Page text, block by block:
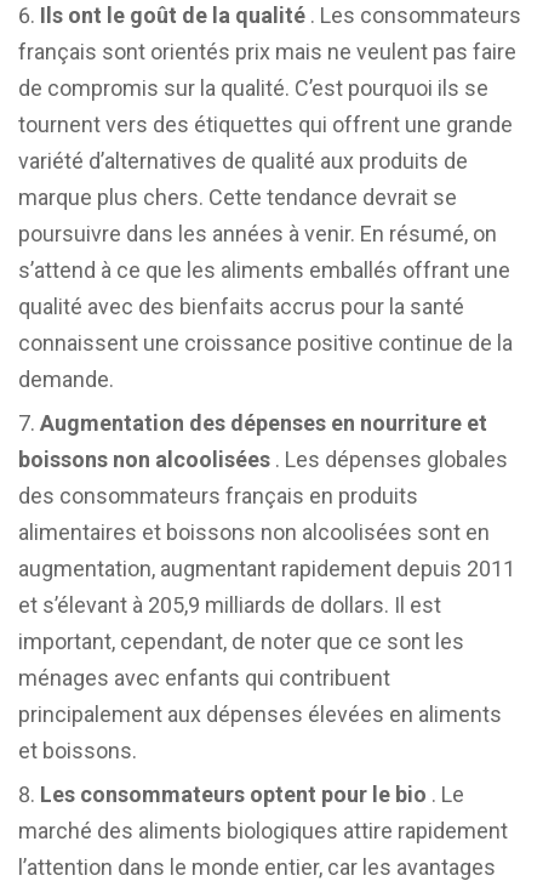
Ils ont le goût de la qualité . Les consommateurs
français sont orientés prix mais ne veulent pas faire
de compromis sur la qualité. C’est pourquoi ils se
tournent vers des étiquettes qui offrent une grande
variété d’alternatives de qualité aux produits de
marque plus chers. Cette tendance devrait se
poursuivre dans les années à venir. En résumé, on
s’attend à ce que les aliments emballés offrant une
qualité avec des bienfaits accrus pour la santé
connaissent une croissance positive continue de la
demande.
Augmentation des dépenses en nourriture et
boissons non alcoolisées . Les dépenses globales
des consommateurs français en produits
alimentaires et boissons non alcoolisées sont en
augmentation, augmentant rapidement depuis 2011
et s’élevant à 205,9 milliards de dollars. Il est
important, cependant, de noter que ce sont les
ménages avec enfants qui contribuent
principalement aux dépenses élevées en aliments
et boissons.
Les consommateurs optent pour le bio . Le
marché des aliments biologiques attire rapidement
l’attention dans le monde entier, car les avantages